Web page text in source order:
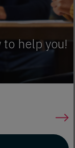
to help you!